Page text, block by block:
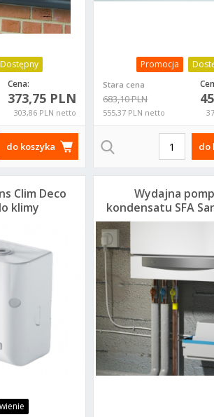
Dostępny
Cena:
373,75 PLN
303,86 PLN netto
do koszyka
Promocja
Stara cena
683,10 PLN
555,37 PLN netto
do
Clim Deco
klimy
Wydajna
kondensatu SFA
Plus